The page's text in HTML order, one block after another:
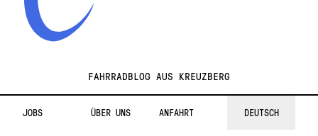
RadspannereiFAHRRADBLOG AUS KREUZBERG
JOBS ÜBER UNS ANFAHRT DEUTSCH